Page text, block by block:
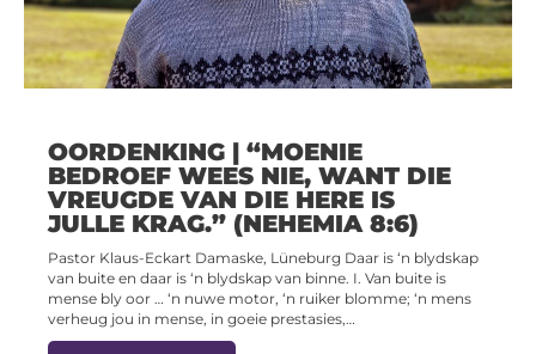
OORDENKING | “MOENIE
BEDROEF WEES NIE, WANT DIE
VREUGDE VAN DIE HERE IS
JULLE KRAG.” (NEHEMIA 8:6)
Pastor Klaus-Eckart Damaske, Lüneburg Daar is ‘n blydskap
van buite en daar is ‘n blydskap van binne. I. Van buite is
mense bly oor … ‘n nuwe motor, ‘n ruiker blomme; ‘n mens
verheug jou in mense, in goeie prestasies,…